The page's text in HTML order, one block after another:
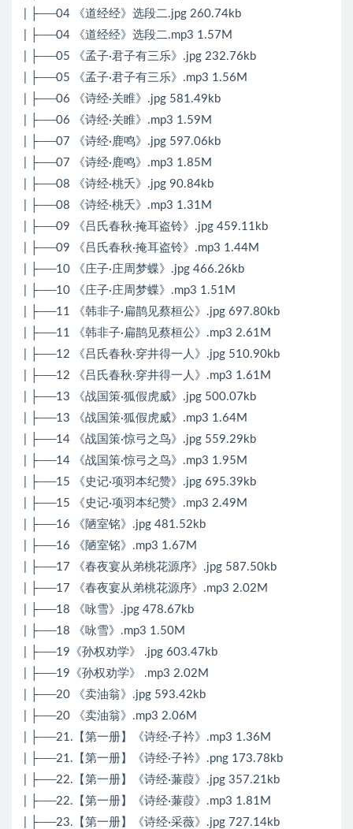
| ├──04 《道经经》选段二.jpg 260.74kb
| ├──04 《道经经》选段二.mp3 1.57M
| ├──05 《孟子·君子有三乐》.jpg 232.76kb
| ├──05 《孟子·君子有三乐》.mp3 1.56M
| ├──06 《诗经·关睢》.jpg 581.49kb
| ├──06 《诗经·关睢》.mp3 1.59M
| ├──07 《诗经·鹿鸣》.jpg 597.06kb
| ├──07 《诗经·鹿鸣》.mp3 1.85M
| ├──08 《诗经·桃夭》.jpg 90.84kb
| ├──08 《诗经·桃夭》.mp3 1.31M
| ├──09 《吕氏春秋·掩耳盗铃》.jpg 459.11kb
| ├──09 《吕氏春秋·掩耳盗铃》.mp3 1.44M
| ├──10 《庄子·庄周梦蝶》.jpg 466.26kb
| ├──10 《庄子·庄周梦蝶》.mp3 1.51M
| ├──11 《韩非子·扁鹊见蔡桓公》.jpg 697.80kb
| ├──11 《韩非子·扁鹊见蔡桓公》.mp3 2.61M
| ├──12 《吕氏春秋·穿井得一人》.jpg 510.90kb
| ├──12 《吕氏春秋·穿井得一人》.mp3 1.61M
| ├──13 《战国策·狐假虎威》.jpg 500.07kb
| ├──13 《战国策·狐假虎威》.mp3 1.64M
| ├──14 《战国策·惊弓之鸟》.jpg 559.29kb
| ├──14 《战国策·惊弓之鸟》.mp3 1.95M
| ├──15 《史记·项羽本纪赞》.jpg 695.39kb
| ├──15 《史记·项羽本纪赞》.mp3 2.49M
| ├──16 《陋室铭》.jpg 481.52kb
| ├──16 《陋室铭》.mp3 1.67M
| ├──17 《春夜宴从弟桃花源序》.jpg 587.50kb
| ├──17 《春夜宴从弟桃花源序》.mp3 2.02M
| ├──18 《咏雪》.jpg 478.67kb
| ├──18 《咏雪》.mp3 1.50M
| ├──19《孙权劝学》 .jpg 603.47kb
| ├──19《孙权劝学》 .mp3 2.02M
| ├──20 《卖油翁》.jpg 593.42kb
| ├──20 《卖油翁》.mp3 2.06M
| ├──21.【第一册】《诗经·子衿》.mp3 1.36M
| ├──21.【第一册】《诗经·子衿》.png 173.78kb
| ├──22.【第一册】《诗经·蒹葭》.jpg 357.21kb
| ├──22.【第一册】《诗经·蒹葭》.mp3 1.81M
| ├──23.【第一册】《诗经·采薇》.jpg 727.14kb